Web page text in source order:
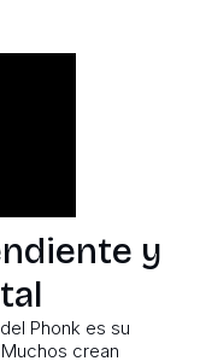
y
Phonk es su
crean